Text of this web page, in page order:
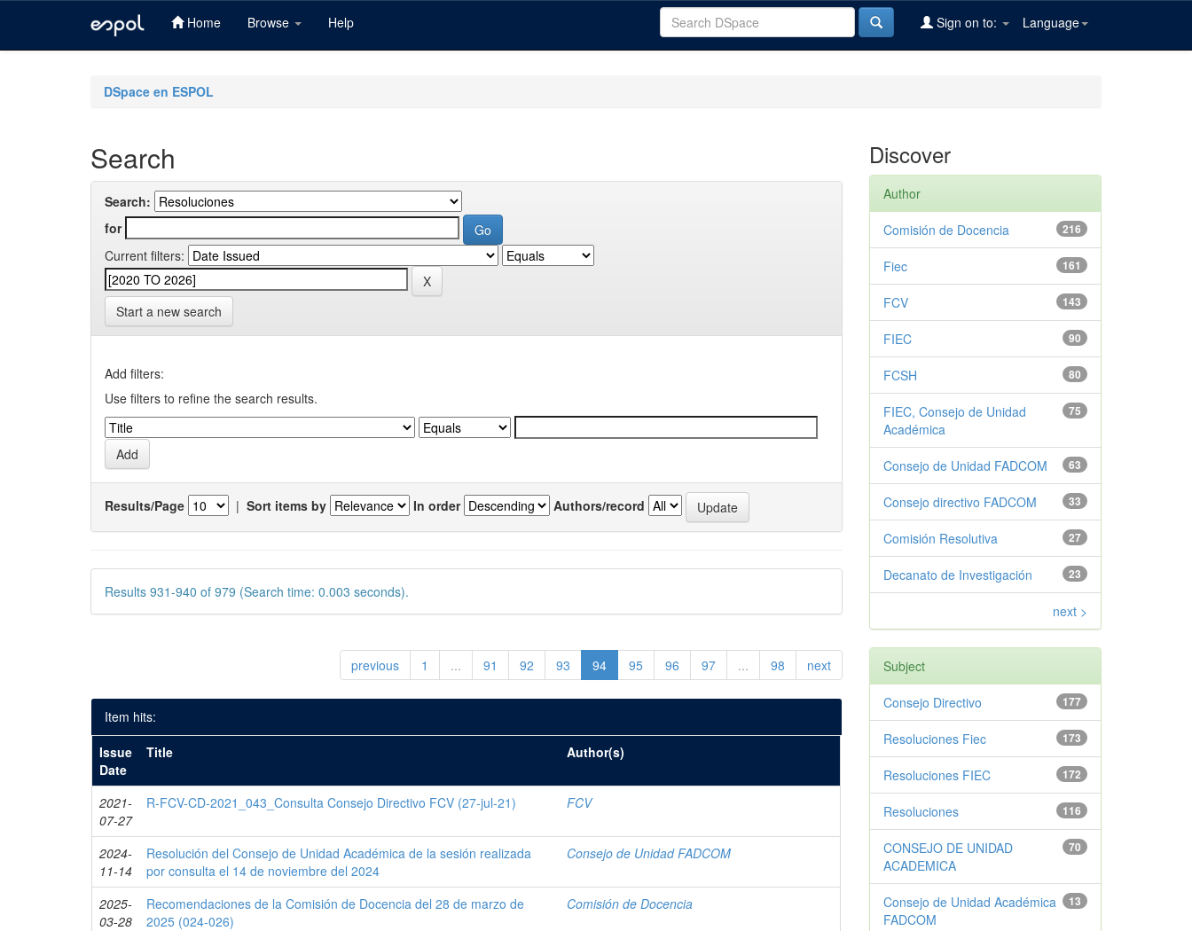
Home Browse Help Language
Sign on to:
DSpace en ESPOL
Search
Search:
for
Current filters:
Start a new search
Add filters:
Use filters to refine the search results.
Results/Page | Sort items by In order Authors/record
Results 931-940 of 979 (Search time: 0.003 seconds).
previous 1 ... 91 92 93 94 95 96 97 ... 98 next
Item hits:
Issue
Date
Title Author(s)
2021-
07-27
R-FCV-CD-2021_043_Consulta Consejo Directivo FCV (27-jul-21) FCV
2024-
11-14
Resolución del Consejo de Unidad Académica de la sesión realizada
por consulta el 14 de noviembre del 2024
Consejo de Unidad FADCOM
2025-
03-28
Recomendaciones de la Comisión de Docencia del 28 de marzo de
2025 (024-026)
Comisión de Docencia
Discover
Author
216
Comisión de Docencia
161
Fiec
143
FCV
90
FIEC
80
FCSH
75
FIEC, Consejo de Unidad
Académica
63
Consejo de Unidad FADCOM
33
Consejo directivo FADCOM
27
Comisión Resolutiva
23
Decanato de Investigación
next >
Subject
177
Consejo Directivo
173
Resoluciones Fiec
172
Resoluciones FIEC
116
Resoluciones
70
CONSEJO DE UNIDAD
ACADEMICA
13
Consejo de Unidad Académica
FADCOM